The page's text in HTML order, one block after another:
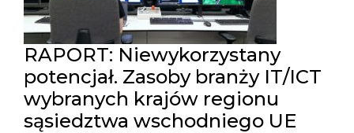
RAPORT: Niewykorzystany
potencjał. Zasoby branży IT/ICT
wybranych krajów regionu
sąsiedztwa wschodniego UE